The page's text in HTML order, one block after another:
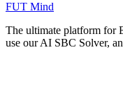
FUT Mind
The ultimate platform for
use our AI SBC Solver,